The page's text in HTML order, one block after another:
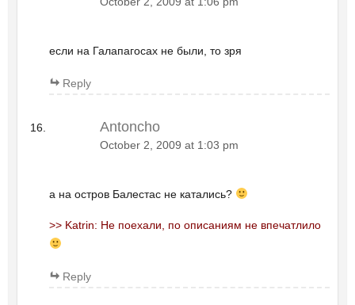
если на Галапагосах не были, то зря
Reply
Antoncho
October 2, 2009 at 1:03 pm
а на остров Балестас не катались?
>> Katrin: Не поехали, по описаниям не впечатлило
Reply